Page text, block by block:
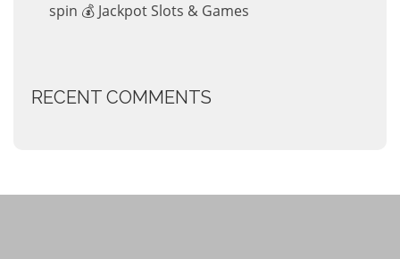
spin 💰 Jackpot Slots & Games
RECENT COMMENTS